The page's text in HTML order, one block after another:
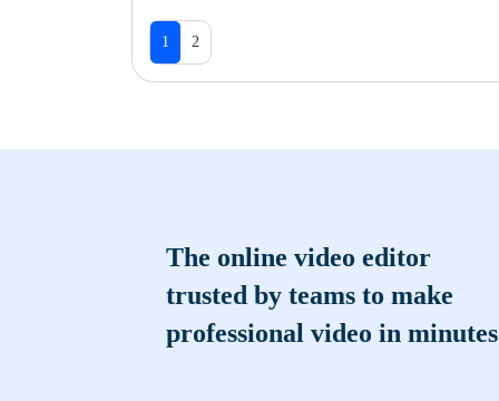
1 2
The online video editor
trusted by teams to make
professional video in minutes